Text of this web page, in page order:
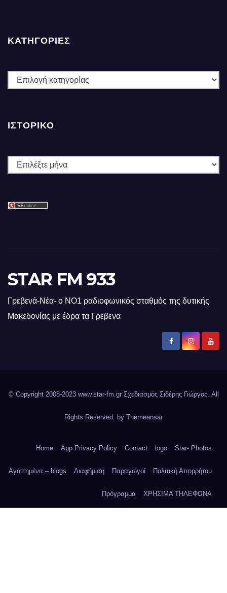
ΚΑΤΗΓΟΡΙΕΣ
ΚΑΤΗΓΟΡΙΕΣ
ΙΣΤΟΡΙΚΌ
Ιστορικό
STAR FM 933
Γρεβενά-Νέα- ο ΝΟ1 ραδιοφωνικός σταθμός της δυτικής
Μακεδονίας με έδρα τα Γρεβενα
© Copyright 2008-2023 www.star-fm.gr Σχεδιασμός Σιδέρης Γιώργος. All
Rights Reserved. by Themeansar
Home App Privacy Policy Contact logo Star- Photos
Αγαπημένα – blogs Διαφήμιση Παραγωγοί Πολιτική Απορρήτου
Πρόγραμμα ΧΡΗΣΙΜΑ ΤΗΛΕΦΩΝΑ